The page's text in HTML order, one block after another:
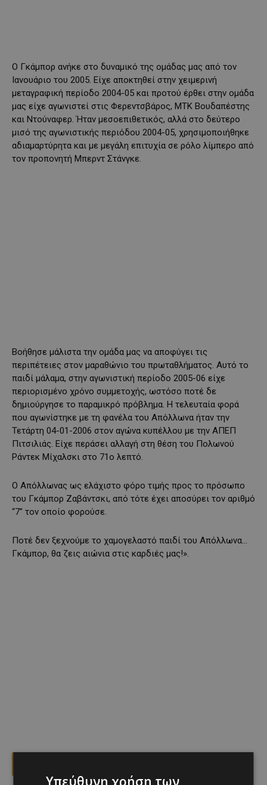
Ο Γκάμπορ ανήκε στο δυναμικό της ομάδας μας από τον
Ιανουάριο του 2005. Είχε αποκτηθεί στην χειμερινή
μεταγραφική περίοδο 2004-05 και προτού έρθει στην ομάδα
μας είχε αγωνιστεί στις Φερεντσβάρος, ΜΤΚ Βουδαπέστης
και Ντούναφερ. Ήταν μεσοεπιθετικός, αλλά στο δεύτερο
μισό της αγωνιστικής περιόδου 2004-05, χρησιμοποιήθηκε
αδιαμαρτύρητα και με μεγάλη επιτυχία σε ρόλο λίμπερο από
τον προπονητή Μπερντ Στάνγκε.
Βοήθησε μάλιστα την ομάδα μας να αποφύγει τις
περιπέτειες στον μαραθώνιο του πρωταθλήματος. Αυτό το
παιδί μάλαμα, στην αγωνιστική περίοδο 2005-06 είχε
περιορισμένο χρόνο συμμετοχής, ωστόσο ποτέ δε
δημιούργησε το παραμικρό πρόβλημα. Η τελευταία φορά
που αγωνίστηκε με τη φανέλα του Απόλλωνα ήταν την
Τετάρτη 04-01-2006 στον αγώνα κυπέλλου με την ΑΠΕΠ
Πιτσιλιάς. Είχε περάσει αλλαγή στη θέση του Πολωνού
Ράντεκ Μίχαλσκι στο 71ο λεπτό.
Ο Απόλλωνας ως ελάχιστο φόρο τιμής προς το πρόσωπο
του Γκάμπορ Ζαβάντσκι, από τότε έχει αποσύρει τον αριθμό
“7” τον οποίο φορούσε.
Ποτέ δεν ξεχνούμε το χαμογελαστό παιδί του Απόλλωνα…
Γκάμπορ, θα ζεις αιώνια στις καρδιές μας!».
Υπεύθυνη χρήση των